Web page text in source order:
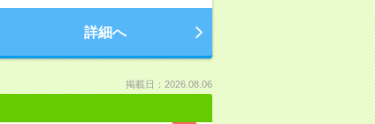
詳細へ
掲載日：2026.08.06